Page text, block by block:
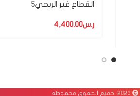
القطاع غير الربحي٥
ر.س